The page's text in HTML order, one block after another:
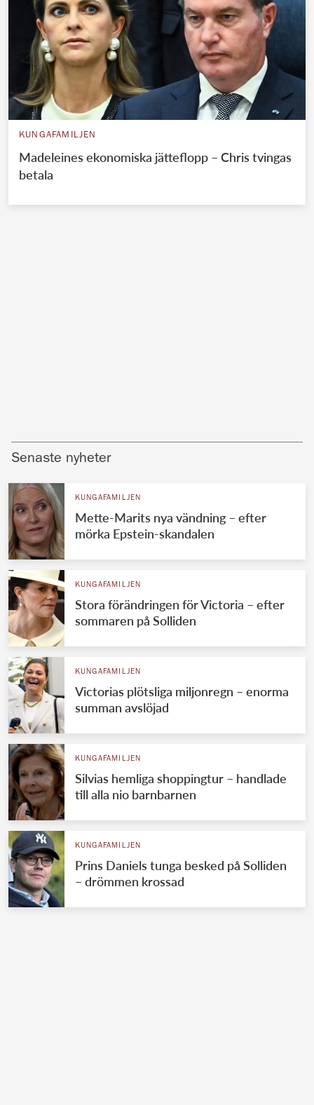
KUNGAFAMILJEN
Madeleines ekonomiska jätteflopp – Chris tvingas
betala
Senaste nyheter
KUNGAFAMILJEN
Mette-Marits nya vändning – efter
mörka Epstein-skandalen
KUNGAFAMILJEN
Stora förändringen för Victoria – efter
sommaren på Solliden
KUNGAFAMILJEN
Victorias plötsliga miljonregn – enorma
summan avslöjad
KUNGAFAMILJEN
Silvias hemliga shoppingtur – handlade
till alla nio barnbarnen
KUNGAFAMILJEN
Prins Daniels tunga besked på Solliden
– drömmen krossad